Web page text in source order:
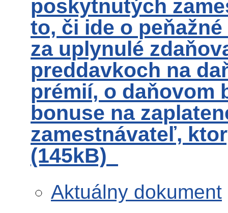
poskytnutých
to, či ide o
za uplynulé
preddavkoch na
prémií, o daňovom
bonuse na
zamestnávateľ,
(145kB)
Aktuálny dokument